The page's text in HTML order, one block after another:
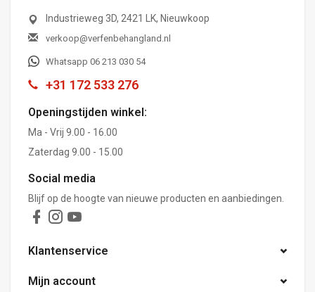
Industrieweg 3D, 2421 LK, Nieuwkoop
verkoop@verfenbehangland.nl
Whatsapp 06 213 030 54
+31 172 533 276
Openingstijden winkel:
Ma - Vrij 9.00 - 16.00
Zaterdag 9.00 - 15.00
Social media
Blijf op de hoogte van nieuwe producten en aanbiedingen.
Klantenservice
Mijn account